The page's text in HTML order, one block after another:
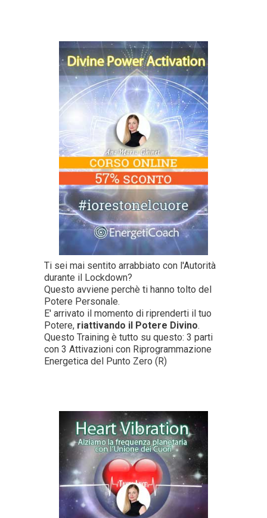
Ti sei mai sentito arrabbiato con l'Autorità
durante il Lockdown?
Questo avviene perchè ti hanno tolto del
Potere Personale.
E' arrivato il momento di riprenderti il tuo
Potere, riattivando il Potere Divino.
Questo Training è tutto su questo: 3 parti
con 3 Attivazioni con Riprogrammazione
Energetica del Punto Zero (R)